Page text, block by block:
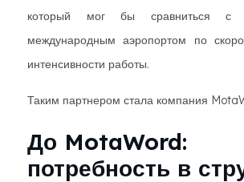
который мог бы сравниться с
международным аэропортом по
интенсивности работы.
Таким партнером стала компания
До MotaWord:
потребность в